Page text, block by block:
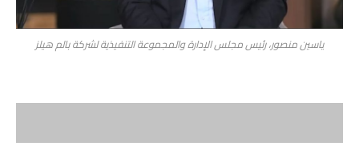
ياسين منصور، رئيس مجلس الإدارة والمجموعة التنفيذية لشركة بالم هيلز